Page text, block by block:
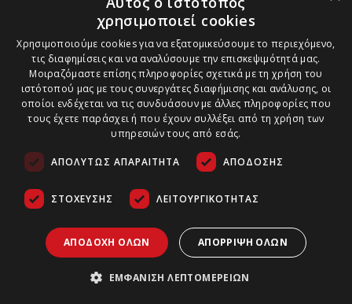
χρησιμοποιεί cookies
Χρησιμοποιούμε cookies για να εξατομικεύσουμε το περιεχόμενο,
τις διαφημίσεις και να αναλύσουμε την επισκεψιμότητά μας.
Μοιραζόμαστε επίσης πληροφορίες σχετικά με τη χρήση του
ιστότοπού μας με τους συνεργάτες διαφήμισης και ανάλυσης, οι
οποίοι ενδέχεται να τις συνδυάσουν με άλλες πληροφορίες που
τους έχετε παράσχει ή που έχουν συλλέξει από τη χρήση των
υπηρεσιών τους από εσάς.
ΑΠΟΛΎΤΩΣ ΑΠΑΡΑΊΤΗΤΑ ΑΠΌΔΟΣΗΣ
ΣΤΌΧΕΥΣΗΣ ΛΕΙΤΟΥΡΓΙΚΌΤΗΤΑΣ
ΑΠΟΔΟΧΉ ΌΛΩΝ ΑΠΌΡΡΙΨΗ ΌΛΩΝ
ΕΜΦΆΝΙΣΗ ΛΕΠΤΟΜΕΡΕΙΏΝ